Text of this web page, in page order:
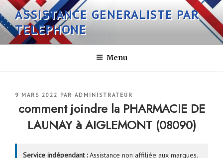
Aller
au
contenu
principal
ASSISTANCE GENERALISTE PAR
TELEPHONE
Menu
PUBLIÉ
9 MARS 2022 PAR ADMINISTRATEUR
comment joindre la PHARMACIE DE
LAUNAY à AIGLEMONT (08090)
Service indépendant :Assistance non affiliée aux marques.